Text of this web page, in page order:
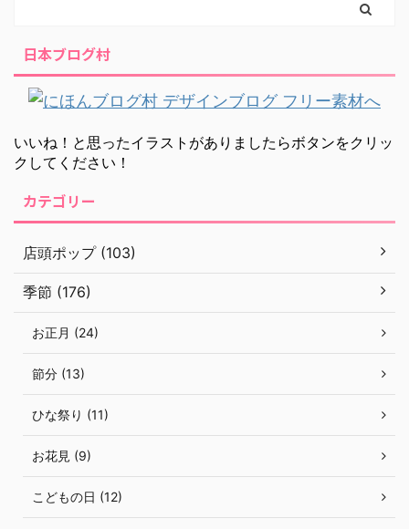
日本ブログ村
いいね！と思ったイラストがありましたらボタンをクリッ
クしてください！
カテゴリー
店頭ポップ (103)
季節 (176)
お正月 (24)
節分 (13)
ひな祭り (11)
お花見 (9)
こどもの日 (12)